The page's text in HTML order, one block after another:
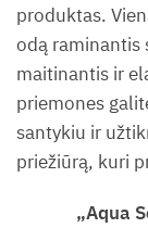
produktas.
odą raminantis
maitinantis ir
priemones
santykiu ir
priežiūrą, kuri
„Aqua